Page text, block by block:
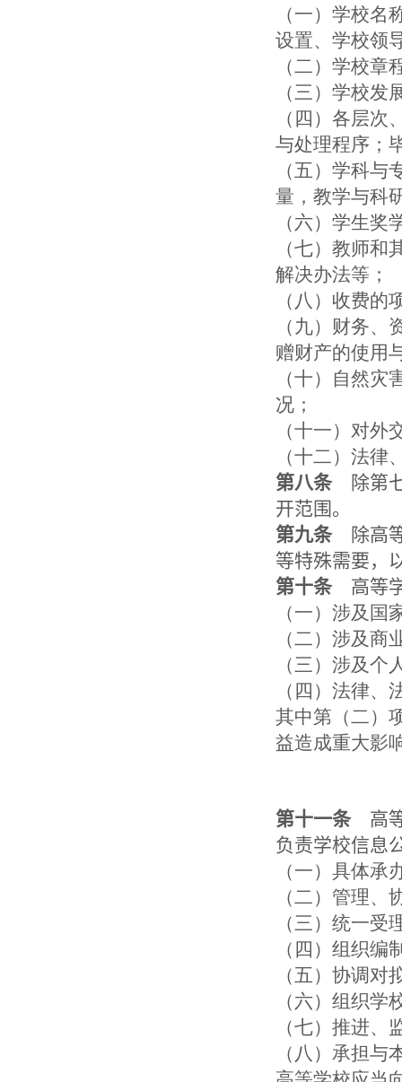
（一）学校
设置、学校领
（二）学校
（三）学校发
（四）各层
与处理程序；
（五）学科
量，教学与科
（六）学生
（七）教师
解决办法等；
（八）收费
（九）财务
赠财产的使用
（十）自然
况；
（十一）对
（十二）法
第八条除第七
开范围。
第九条除高等
等特殊需要，
第十条高等学
（一）涉及国
（二）涉及商
（三）涉及个
（四）法律
其中第（二）
益造成重大影
第十一条高等
负责学校信息
（一）具体承
（二）管理
（三）统一
（四）组织
（五）协调
（六）组织
（七）推进
（八）承担